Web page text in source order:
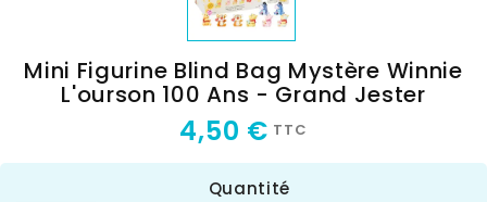
Mini Figurine Blind Bag Mystère Winnie
L'ourson 100 Ans - Grand Jester
4,50 € TTC
Quantité